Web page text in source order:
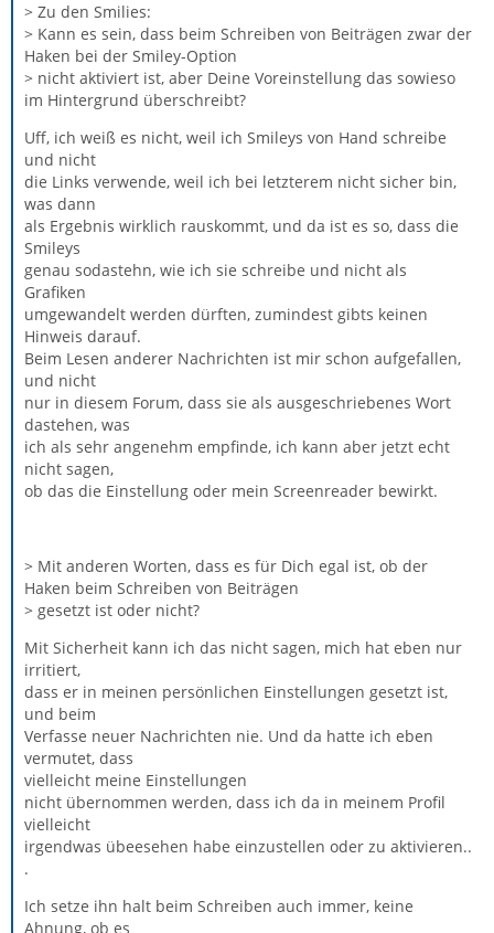
> Zu den Smilies:
> Kann es sein, dass beim Schreiben von Beiträgen zwar der
Haken bei der Smiley-Option
> nicht aktiviert ist, aber Deine Voreinstellung das sowieso
im Hintergrund überschreibt?
Uff, ich weiß es nicht, weil ich Smileys von Hand schreibe
und nicht
die Links verwende, weil ich bei letzterem nicht sicher bin,
was dann
als Ergebnis wirklich rauskommt, und da ist es so, dass die
Smileys
genau sodastehn, wie ich sie schreibe und nicht als
Grafiken
umgewandelt werden dürften, zumindest gibts keinen
Hinweis darauf.
Beim Lesen anderer Nachrichten ist mir schon aufgefallen,
und nicht
nur in diesem Forum, dass sie als ausgeschriebenes Wort
dastehen, was
ich als sehr angenehm empfinde, ich kann aber jetzt echt
nicht sagen,
ob das die Einstellung oder mein Screenreader bewirkt.
> Mit anderen Worten, dass es für Dich egal ist, ob der
Haken beim Schreiben von Beiträgen
> gesetzt ist oder nicht?
Mit Sicherheit kann ich das nicht sagen, mich hat eben nur
irritiert,
dass er in meinen persönlichen Einstellungen gesetzt ist,
und beim
Verfasse neuer Nachrichten nie. Und da hatte ich eben
vermutet, dass
vielleicht meine Einstellungen
nicht übernommen werden, dass ich da in meinem Profil
vielleicht
irgendwas übeesehen habe einzustellen oder zu aktivieren..
.
Ich setze ihn halt beim Schreiben auch immer, keine
Ahnung, ob es